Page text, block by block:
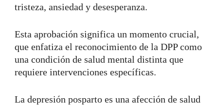
tristeza, ansiedad y desesperanza.
Esta aprobación significa un momento crucial,
que enfatiza el reconocimiento de la DPP como
una condición de salud mental distinta que
requiere intervenciones específicas.
La depresión posparto es una afección de salud